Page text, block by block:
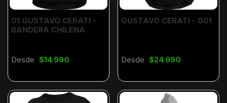
01 GUSTAVO CERATI -
BANDERA CHILENA
Desde $14.990
GUSTAVO CERATI - 001
Desde $24.990